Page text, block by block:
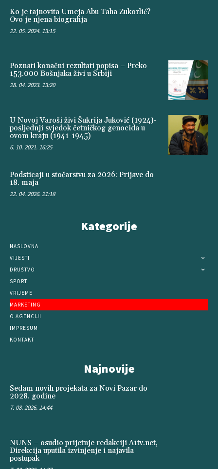
Ko je tajnovita Umeja Abu Taha Zukorlić?
Ovo je njena biografija
22. 05. 2024. 13:15
Poznati konačni rezultati popisa – Preko
153.000 Bošnjaka živi u Srbiji
28. 04. 2023. 13:20
U Novoj Varoši živi Šukrija Juković (1924)-
posljednji svjedok četničkog genocida u
ovom kraju (1941-1945)
6. 10. 2021. 16:25
Podsticaji u stočarstvu za 2026: Prijave do
18. maja
22. 04. 2026. 21:18
Kategorije
NASLOVNA
VIJESTI
DRUŠTVO
SPORT
VRIJEME
MARKETING
O AGENCIJI
IMPRESUM
KONTAKT
Najnovije
Sedam novih projekata za Novi Pazar do
2028. godine
7. 08. 2026. 14:44
NUNS – osudio prijetnje redakciji A1tv.net,
Direkcija uputila izvinjenje i najavila
postupak